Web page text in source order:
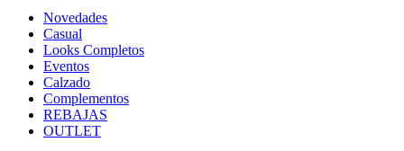
Novedades
Casual
Looks Completos
Eventos
Calzado
Complementos
REBAJAS
OUTLET